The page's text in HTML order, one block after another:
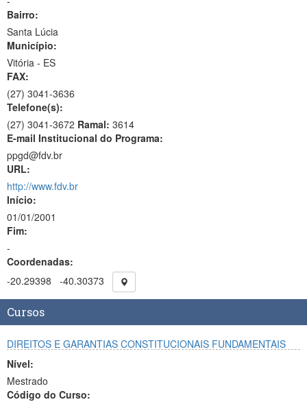
Bairro:
Santa Lúcia
Município:
Vitória - ES
FAX:
(27) 3041-3636
Telefone(s):
(27) 3041-3672 Ramal: 3614
E-mail Institucional do Programa:
ppgd@fdv.br
URL:
http://www.fdv.br
Início:
01/01/2001
Fim:
-
Coordenadas:
-20.29398
-40.30373
Cursos
DIREITOS E GARANTIAS CONSTITUCIONAIS FUNDAMENTAIS
Nível:
Mestrado
Código do Curso: